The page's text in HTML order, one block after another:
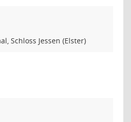
Schloss Jessen (Elster)